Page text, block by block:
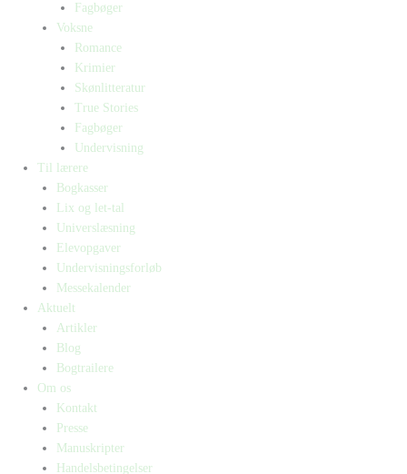
Fagbøger
Voksne
Romance
Krimier
Skønlitteratur
True Stories
Fagbøger
Undervisning
Til lærere
Bogkasser
Lix og let-tal
Universlæsning
Elevopgaver
Undervisningsforløb
Messekalender
Aktuelt
Artikler
Blog
Bogtrailere
Om os
Kontakt
Presse
Manuskripter
Handelsbetingelser